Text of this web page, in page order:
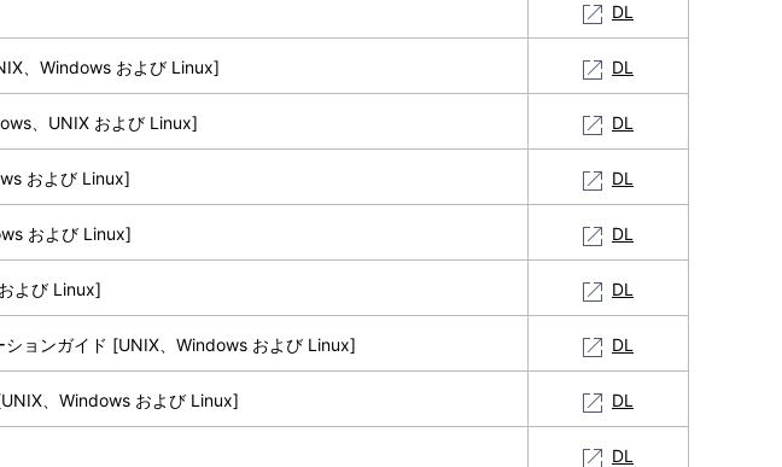
DL
、Windows および Linux] DL
、UNIX および Linux] DL
および Linux] DL
および Linux] DL
よび Linux] DL
ョンガイド [UNIX、Windows および Linux] DL
、Windows および Linux] DL
DL